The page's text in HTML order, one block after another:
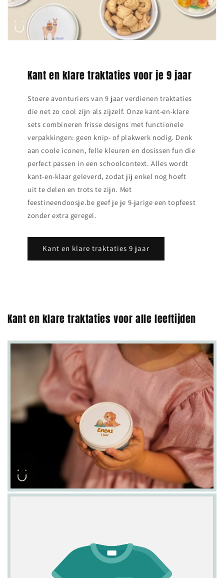
Kant en klare traktaties voor je 9 jaar
Stoere avonturiers van 9 jaar verdienen traktaties
die net zo cool zijn als zijzelf. Onze kant‑en‑klare
sets combineren frisse designs met functionele
verpakkingen: geen knip‑ of plakwerk nodig. Denk
aan coole iconen, felle kleuren en dosissen fun die
perfect passen in een schoolcontext. Alles wordt
kant‑en‑klaar geleverd, zodat jij enkel nog hoeft
uit te delen en trots te zijn. Met
feestineendoosje.be geef je je 9‑jarige een topfeest
zonder extra geregel.
Kant en klare traktaties 9 jaar
Kant en klare traktaties voor alle leeftijden